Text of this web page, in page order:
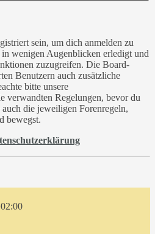
sein, um dich anmelden zu
wenigen Augenblicken erledigt und
zuzugreifen. Die Board-
Benutzern auch zusätzliche
bitte unsere
verwandten Regelungen, bevor du
die jeweiligen Forenregeln,
bewegst.